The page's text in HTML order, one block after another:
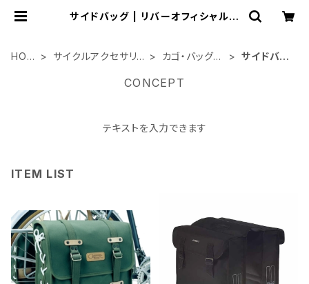
サイドバッグ | リバーオフィシャルシ
HOM
サイクルアクセサリ
カゴ・バッグ関
サイドバッ
CONCEPT
テキストを入力できます
ITEM LIST